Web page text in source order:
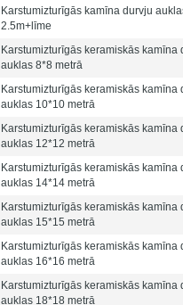
Karstumizturīgās kamīna durvju
2.5m+līme
Karstumizturīgās keramiskās kamīna
auklas 8*8 metrā
Karstumizturīgās keramiskās kamīna
auklas 10*10 metrā
Karstumizturīgās keramiskās kamīna
auklas 12*12 metrā
Karstumizturīgās keramiskās kamīna
auklas 14*14 metrā
Karstumizturīgās keramiskās kamīna
auklas 15*15 metrā
Karstumizturīgās keramiskās kamīna
auklas 16*16 metrā
Karstumizturīgās keramiskās kamīna
auklas 18*18 metrā